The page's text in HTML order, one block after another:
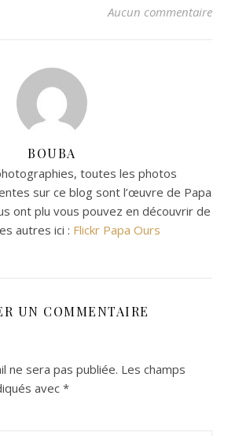
Aucun commentaire
BOUBA
toutes les photos
sur ce blog sont l’œuvre de Papa
ont plu vous pouvez en découvrir de
autres ici : Flickr Papa Ours
UN COMMENTAIRE
ne sera pas publiée. Les champs
avec *